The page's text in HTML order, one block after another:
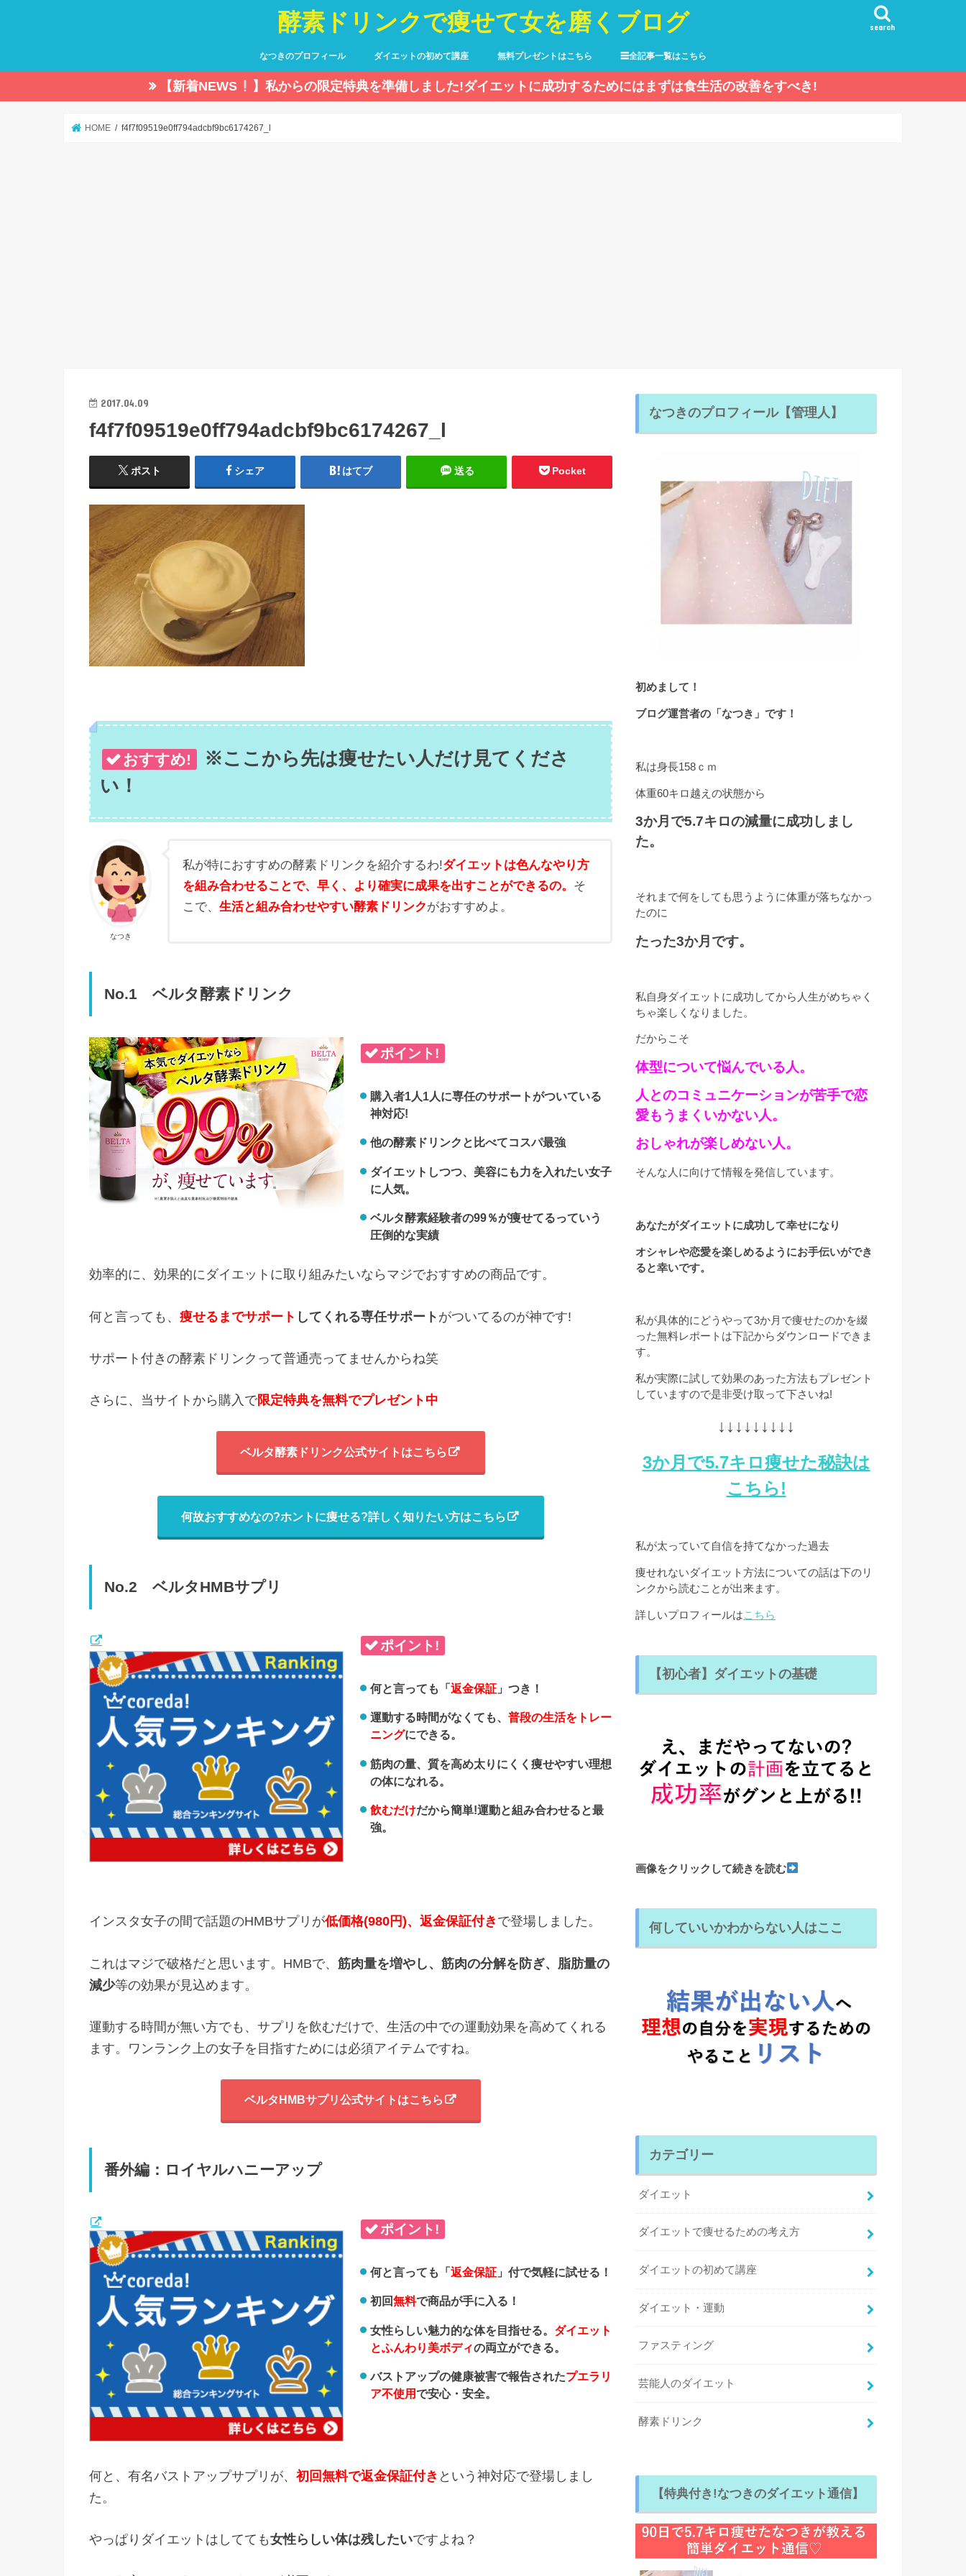
酵素ドリンクで痩せて女を磨くブログ search
なつきのプロフィール ダイエットの初めて講座 無料プレゼントはこちら ☰全記事一覧はこちら
【新着NEWS 】私からの限定特典を準備しました!ダイエットに成功するためにはまずは食生活の改善をすべき!
HOME f4f7f09519e0ff794adcbf9bc6174267_l
2017.04.09
f4f7f09519e0ff794adcbf9bc6174267_l
ポスト シェア はてブ 送る Pocket
おすすめ!
※ここから先は痩せたい人だけ見てくださ
い！
なつき
私が特におすすめの酵素ドリンクを紹介するわ!ダイエットは色んなやり方
を組み合わせることで、早く、より確実に成果を出すことができるの。 そ
こで、生活と組み合わせやすい酵素ドリンクがおすすめよ。
No.1 ベルタ酵素ドリンク
ポイント!
購入者1人1人に専任のサポートがついている
神対応!
他の酵素ドリンクと比べてコスパ最強
ダイエットしつつ、美容にも力を入れたい女子
に人気。
ベルタ酵素経験者の99％が痩せてるっていう
圧倒的な実績
効率的に、効果的にダイエットに取り組みたいならマジでおすすめの商品です。
何と言っても、 痩せるまでサポート してくれる専任サポート がついてるのが神です!
サポート付きの酵素ドリンクって普通売ってませんからね笑
さらに、当サイトから購入で限定特典を無料でプレゼント中
ベルタ酵素ドリンク公式サイトはこちら
何故おすすめなの?ホントに痩せる?詳しく知りたい方はこちら
No.2 ベルタHMBサプリ
ポイント!
何と言っても「返金保証」つき！
運動する時間がなくても、 普段の生活をトレー
ニングにできる。
筋肉の量、質を高め太りにくく痩せやすい理想
の体になれる。
飲むだけだから簡単!運動と組み合わせると最
強。
インスタ女子の間で話題のHMBサプリが低価格(980円)、返金保証付き で登場しました。
これはマジで破格だと思います。HMBで、 筋肉量を増やし、 筋肉の分解を防ぎ、 脂肪量の
減少等の効果が見込めます。
運動する時間が無い方でも、サプリを飲むだけで、生活の中での運動効果を高めてくれる
ます。ワンランク上の女子を目指すためには必須アイテムですね。
ベルタHMBサプリ公式サイトはこちら
番外編：ロイヤルハニーアップ
ポイント!
何と言っても「返金保証」付で気軽に試せる！
初回無料で商品が手に入る！
女性らしい魅力的な体を目指せる。 ダイエット
とふんわり美ボディの両立ができる。
バストアップの健康被害で報告されたプエラリ
ア不使用で安心・安全。
何と、有名バストアップサプリが、 初回無料で返金保証付き という神対応で登場しまし
た。
やっぱりダイエットはしてても女性らしい体は残したいですよね？
なつきのプロフィール【管理人】
初めまして！
ブログ運営者の「なつき」です！
私は身長158ｃｍ
体重60キロ越えの状態から
3か月で5.7キロの減量に成功しまし
た。
それまで何をしても思うように体重が落ちなかっ
たのに
たった3か月です。
私自身ダイエットに成功してから人生がめちゃく
ちゃ楽しくなりました。
だからこそ
体型について悩んでいる人。
人とのコミュニケーションが苦手で恋
愛もうまくいかない人。
おしゃれが楽しめない人。
そんな人に向けて情報を発信しています。
あなたがダイエットに成功して幸せになり
オシャレや恋愛を楽しめるようにお手伝いができ
ると幸いです。
私が具体的にどうやって3か月で痩せたのかを綴
った無料レポートは下記からダウンロードできま
す。
私が実際に試して効果のあった方法もプレゼント
していますので是非受け取って下さいね!
↓↓↓↓↓↓↓↓↓
3か月で5.7キロ痩せた秘訣は
こちら!
私が太っていて自信を持てなかった過去
痩せれないダイエット方法についての話は下のリ
ンクから読むことが出来ます。
詳しいプロフィールはこちら
【初心者】ダイエットの基礎
画像をクリックして続きを読む
何していいかわからない人はここ
カテゴリー
ダイエット
ダイエットで痩せるための考え方
ダイエットの初めて講座
ダイエット・運動
ファスティング
芸能人のダイエット
酵素ドリンク
【特典付き!なつきのダイエット通信】